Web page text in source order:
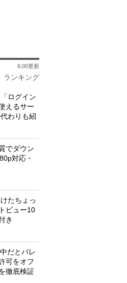
ランキング
6:00更新
ログイン
えるサー
わりも紹
でダウン
対応・
たちょっ
ビュー10
き
だとバレ
可をオフ
徹底検証